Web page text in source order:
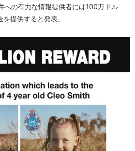
への有力な情報提供者には100万ドル
提供すると発表。